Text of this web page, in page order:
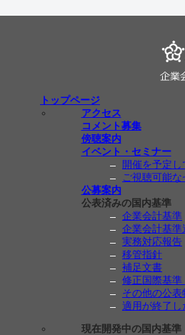
トップページ
アクセス
コメント募集
傍聴案内
イベント・セミナー
開催を予定
ご視聴可能な
公募案内
公表済みの国内基準
企業会計基準
企業会計基準
実務対応報告
移管指針
補足文書
修正国際基準
その他の公表
適用が終了
現在開発中の国内基準